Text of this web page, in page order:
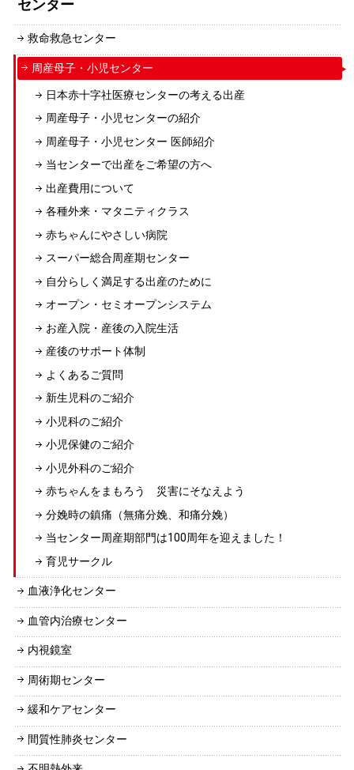
センター
救命救急センター
周産母子・小児センター
日本赤十字社医療センターの考える出産
周産母子・小児センターの紹介
周産母子・小児センター 医師紹介
当センターで出産をご希望の方へ
出産費用について
各種外来・マタニティクラス
赤ちゃんにやさしい病院
スーパー総合周産期センター
自分らしく満足する出産のために
オープン・セミオープンシステム
お産入院・産後の入院生活
産後のサポート体制
よくあるご質問
新生児科のご紹介
小児科のご紹介
小児保健のご紹介
小児外科のご紹介
赤ちゃんをまもろう 災害にそなえよう
分娩時の鎮痛（無痛分娩、和痛分娩）
当センター周産期部門は100周年を迎えました！
育児サークル
血液浄化センター
血管内治療センター
内視鏡室
周術期センター
緩和ケアセンター
間質性肺炎センター